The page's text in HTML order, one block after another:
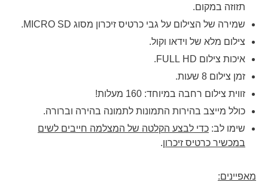
תזוזה במקום.
שמירה של הצילום על גבי כרטיס זיכרון מסוג
MICRO SD.
צילום מלא של וידאו וקול.
איכות צילום
FULL HD.
זמן צילום 8 שעות.
זווית צילום רחבה במיוחד: 160 מעלות!
כולל מייצב בהירות התמונות לתמונה בהירה וברורה.
שימו לב: כדי לבצע הקלטה של המצלמה חייבים לשים
במכשיר כרטיס זיכרון.
מאפיינים: